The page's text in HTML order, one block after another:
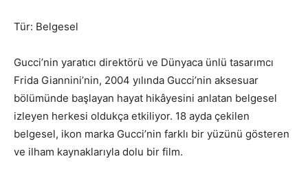
Tür: Belgesel
Gucci’nin yaratıcı direktörü ve Dünyaca ünlü tasarımcı
Frida Giannini’nin, 2004 yılında Gucci’nin aksesuar
bölümünde başlayan hayat hikâyesini anlatan belgesel
izleyen herkesi oldukça etkiliyor. 18 ayda çekilen
belgesel, ikon marka Gucci’nin farklı bir yüzünü gösteren
ve ilham kaynaklarıyla dolu bir film.